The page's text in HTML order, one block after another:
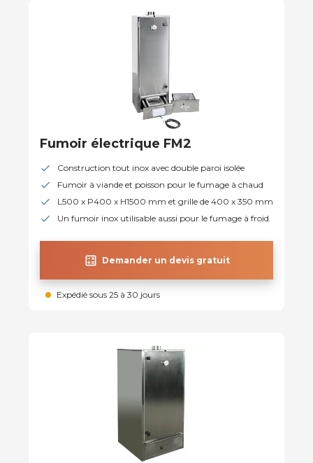
Fumoir électrique FM2
Construction tout inox avec double paroi isolée
Fumoir à viande et poisson pour le fumage à chaud
L500 x P400 x H1500 mm et grille de 400 x 350 mm
Un fumoir inox utilisable aussi pour le fumage à froid
calculate Demander un devis gratuit
Expédié sous 25 à 30 jours